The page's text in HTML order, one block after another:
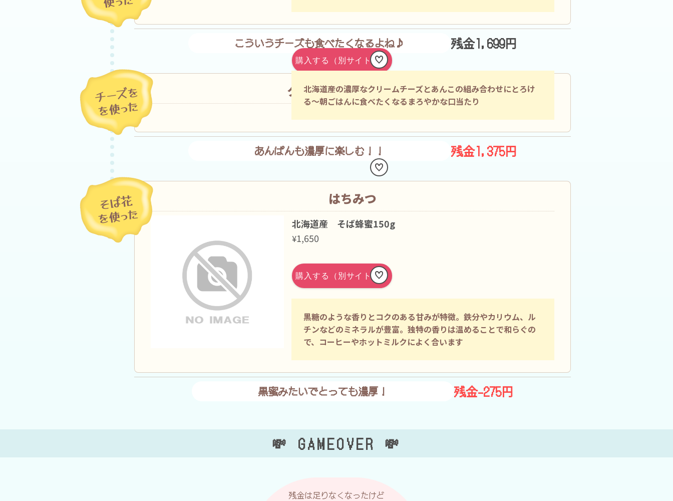
こういうチーズも食べたくなるよね♪ 残金1,699円
クリームチーズあんぱん
北海道産の濃厚なクリームチーズとあんこの組み合わせにとろけ
る～朝ごはんに食べたくなるまろやかな口当たり
あんぱんも濃厚に楽しむ！！ 残金1,375円
はちみつ
北海道産 そば蜂蜜150g
¥1,650
黒糖のような香りとコクのある甘みが特徴。鉄分やカリウム、ル
チンなどのミネラルが豊富。独特の香りは温めることで和らぐの
で、コーヒーやホットミルクによく合います
黒蜜みたいでとっても濃厚！ 残金-275円
💸 GAMEOVER 💸
残金は足りなくなったけど